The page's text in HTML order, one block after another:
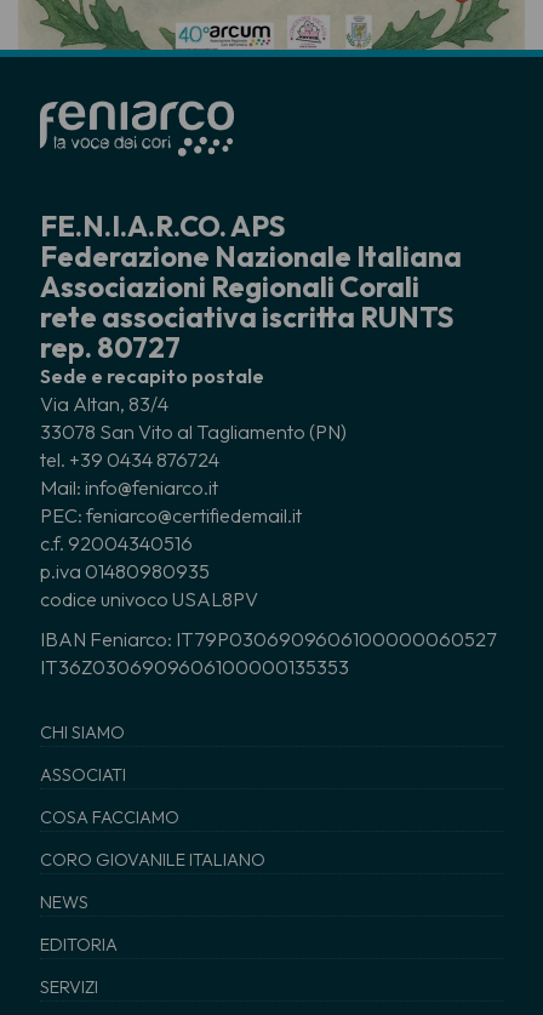
FE.N.I.A.R.CO. APS
Federazione Nazionale Italiana
Associazioni Regionali Corali
rete associativa iscritta RUNTS
rep. 80727
Sede e recapito postale
Via Altan, 83/4
33078 San Vito al Tagliamento (PN)
tel. +39 0434 876724
Mail: info@feniarco.it
PEC: feniarco@certifiedemail.it
c.f. 92004340516
p.iva 01480980935
codice univoco USAL8PV
IBAN Feniarco: IT79P0306909606100000060527
IT36Z0306909606100000135353
CHI SIAMO
ASSOCIATI
COSA FACCIAMO
CORO GIOVANILE ITALIANO
NEWS
EDITORIA
SERVIZI